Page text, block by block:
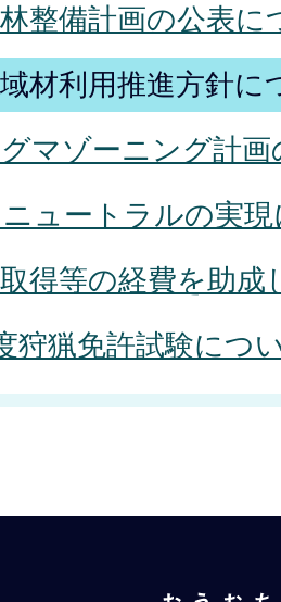
整備計画の公表に
材利用推進方針に
マゾーニング計
ュートラルの実
得等の経費を助成
狩猟免許試験につ